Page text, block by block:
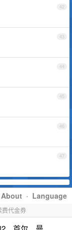
42
43
44
45
46
47
About · Language
费代金券